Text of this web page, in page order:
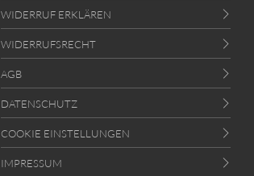
WIDERRUF ERKLÄREN
WIDERRUFSRECHT
AGB
DATENSCHUTZ
COOKIE EINSTELLUNGEN
IMPRESSUM